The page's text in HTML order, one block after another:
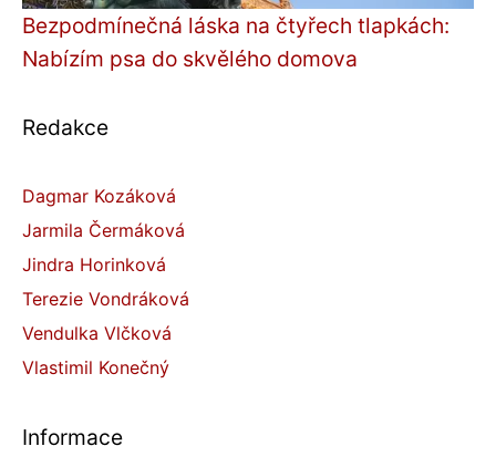
Bezpodmínečná láska na čtyřech tlapkách:
Nabízím psa do skvělého domova
Redakce
Dagmar Kozáková
Jarmila Čermáková
Jindra Horinková
Terezie Vondráková
Vendulka Vlčková
Vlastimil Konečný
Informace